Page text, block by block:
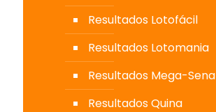
Resultados Lotofácil
Resultados Lotomania
Resultados Mega-Sena
Resultados Quina